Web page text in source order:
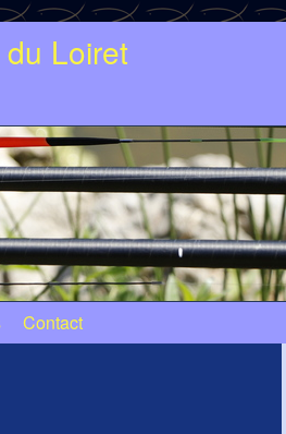
Loiret
Contact